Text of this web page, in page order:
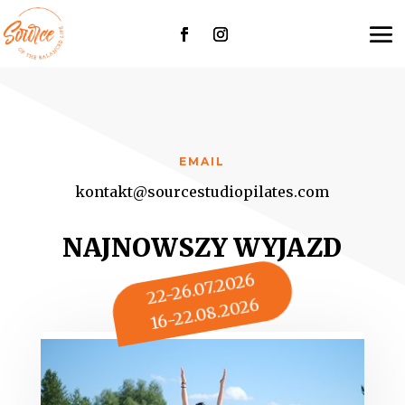
EMAIL
kontakt@sourcestudiopilates.com
NAJNOWSZY WYJAZD
22-26.07.2026
16-22.08.2026